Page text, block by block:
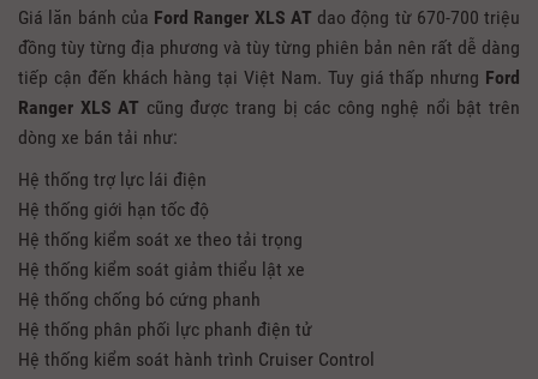
Giá lăn bánh của Ford Ranger XLS AT dao động từ 670-700 triệu
đồng tùy từng địa phương và tùy từng phiên bản nên rất dễ dàng
tiếp cận đến khách hàng tại Việt Nam. Tuy giá thấp nhưng Ford
Ranger XLS AT cũng được trang bị các công nghệ nổi bật trên
dòng xe bán tải như:
Hệ thống trợ lực lái điện
Hệ thống giới hạn tốc độ
Hệ thống kiểm soát xe theo tải trọng
Hệ thống kiểm soát giảm thiểu lật xe
Hệ thống chống bó cứng phanh
Hệ thống phân phối lực phanh điện tử
Hệ thống kiểm soát hành trình Cruiser Control